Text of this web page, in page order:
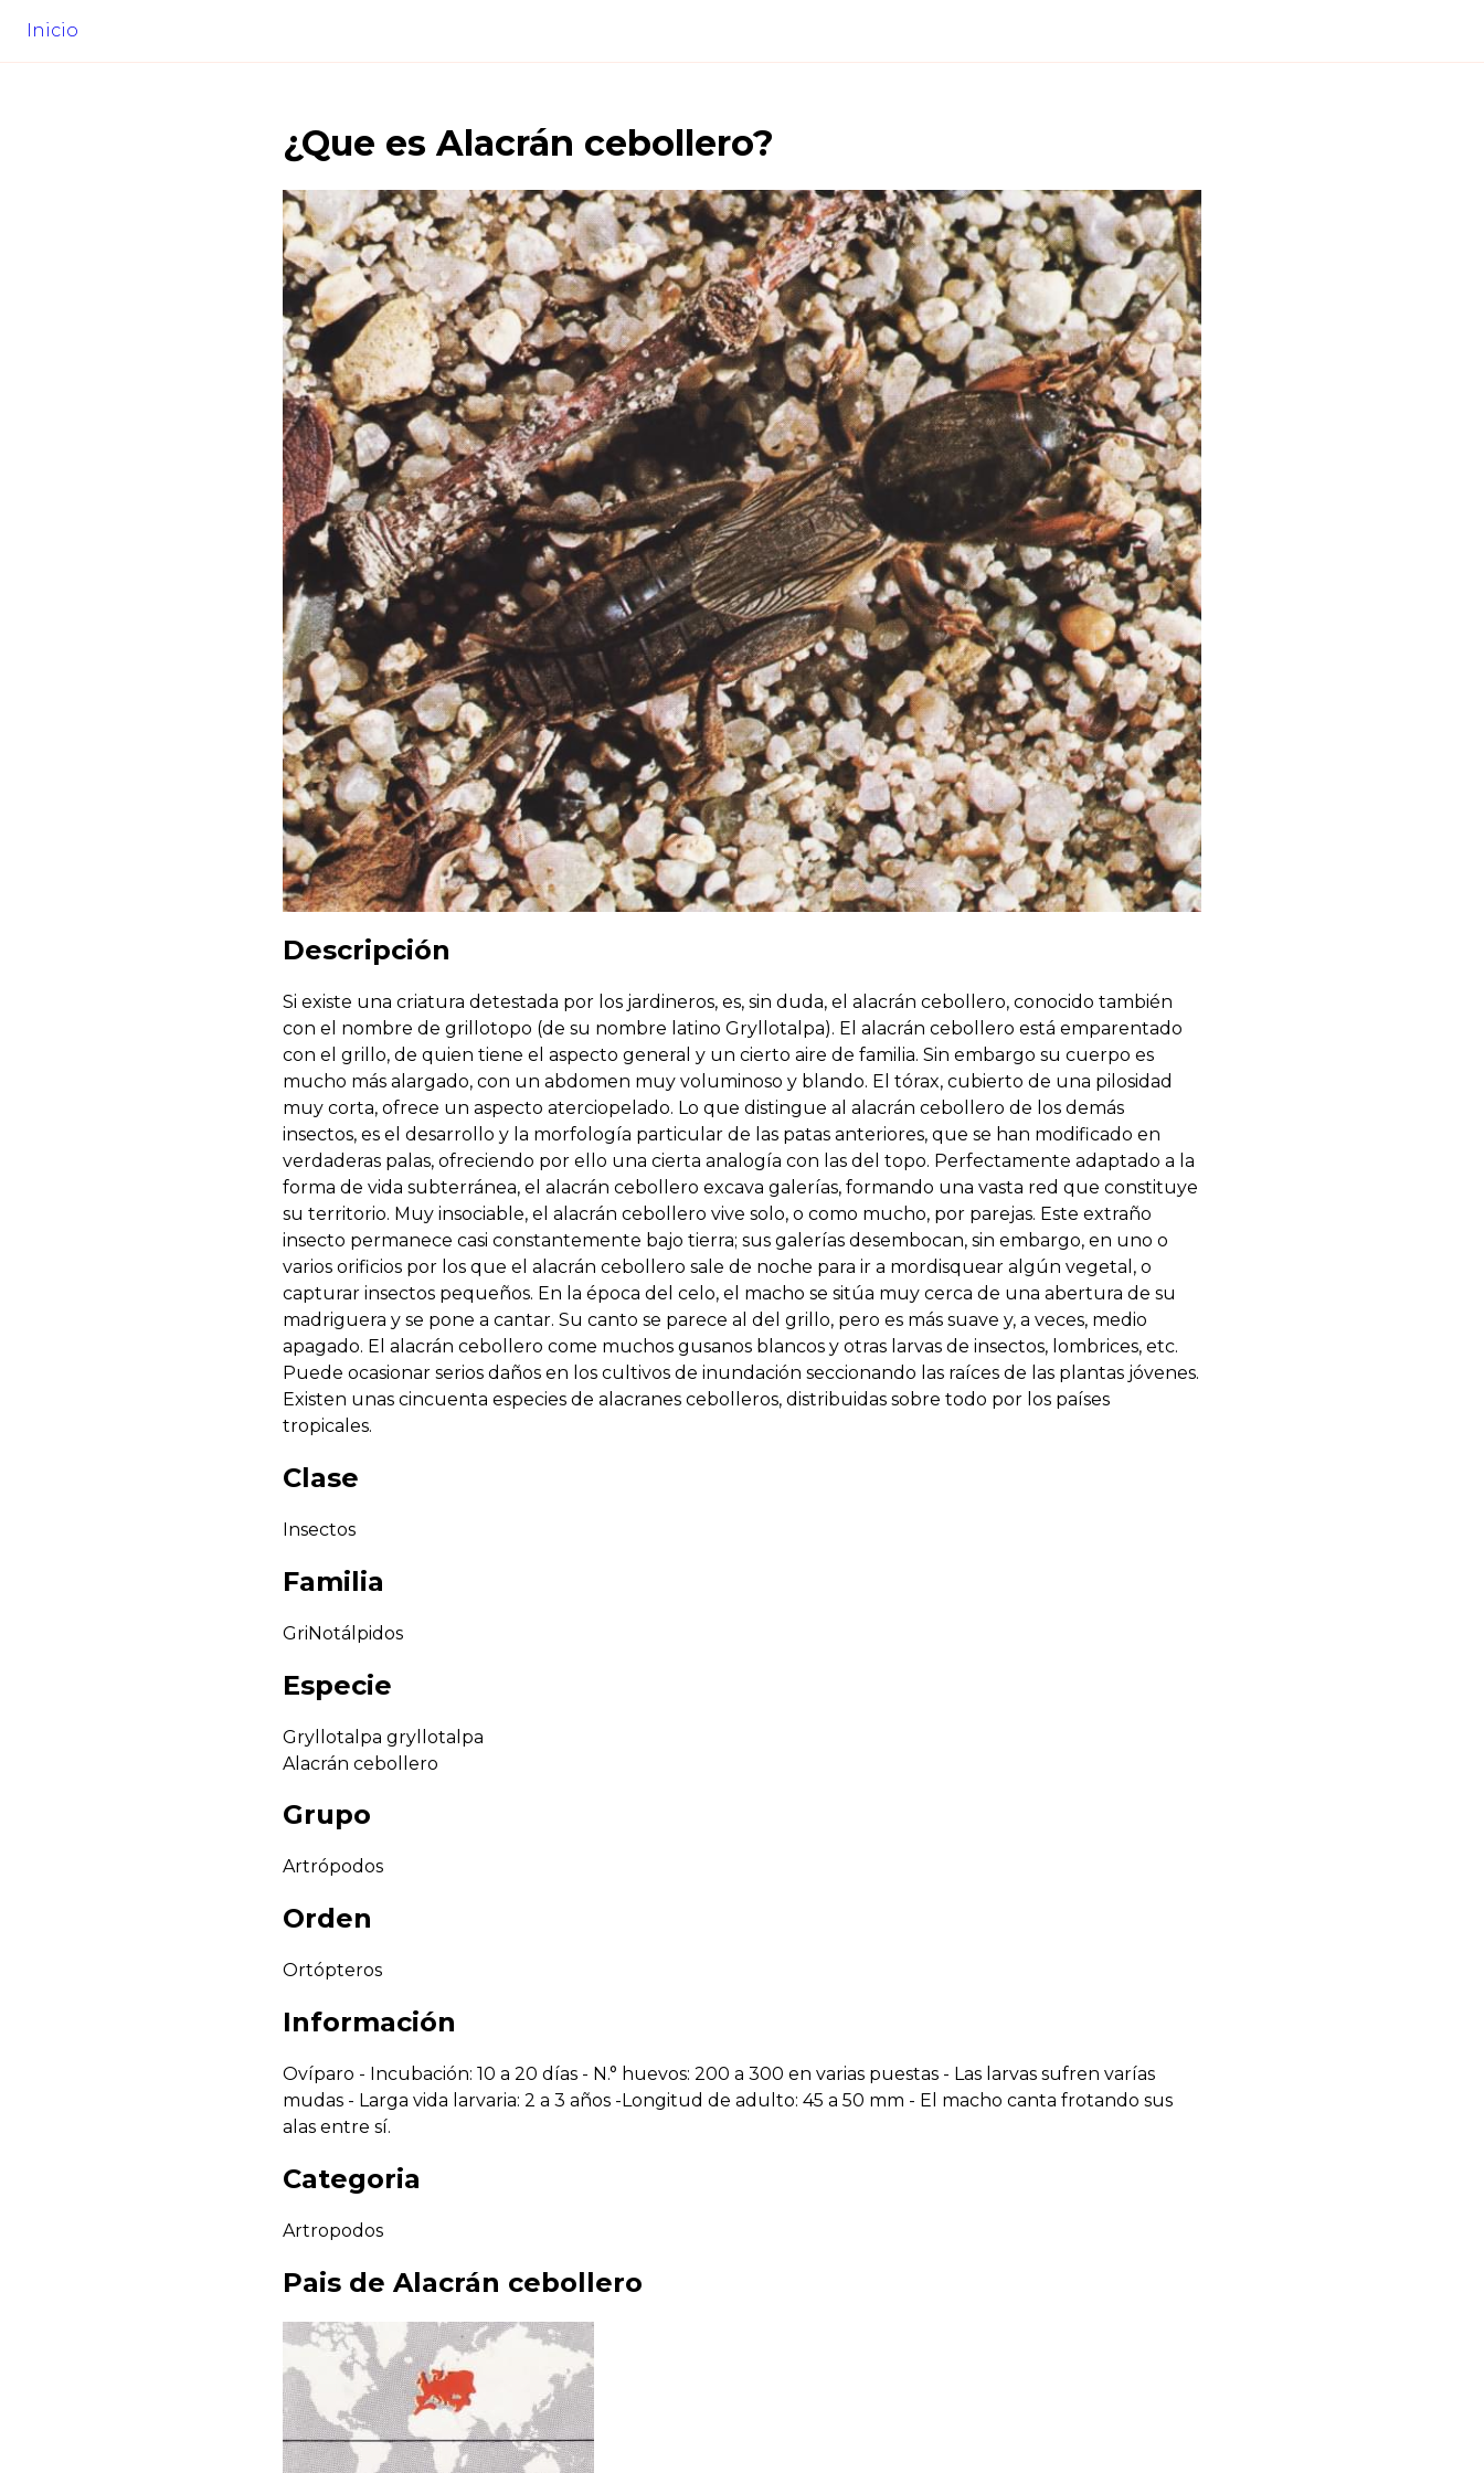
Inicio
¿Que es Alacrán cebollero?
Descripción
Si existe una criatura detestada por los jardineros, es, sin duda, el alacrán cebollero, conocido también
con el nombre de grillotopo (de su nombre latino Gryllotalpa). El alacrán cebollero está emparentado
con el grillo, de quien tiene el aspecto general y un cierto aire de familia. Sin embargo su cuerpo es
mucho más alargado, con un abdomen muy voluminoso y blando. El tórax, cubierto de una pilosidad
muy corta, ofrece un aspecto aterciopelado. Lo que distingue al alacrán cebollero de los demás
insectos, es el desarrollo y la morfología particular de las patas anteriores, que se han modificado en
verdaderas palas, ofreciendo por ello una cierta analogía con las del topo. Perfectamente adaptado a la
forma de vida subterránea, el alacrán cebollero excava galerías, formando una vasta red que constituye
su territorio. Muy insociable, el alacrán cebollero vive solo, o como mucho, por parejas. Este extraño
insecto permanece casi constantemente bajo tierra; sus galerías desembocan, sin embargo, en uno o
varios orificios por los que el alacrán cebollero sale de noche para ir a mordisquear algún vegetal, o
capturar insectos pequeños. En la época del celo, el macho se sitúa muy cerca de una abertura de su
madriguera y se pone a cantar. Su canto se parece al del grillo, pero es más suave y, a veces, medio
apagado. El alacrán cebollero come muchos gusanos blancos y otras larvas de insectos, lombrices, etc.
Puede ocasionar serios daños en los cultivos de inundación seccionando las raíces de las plantas jóvenes.
Existen unas cincuenta especies de alacranes cebolleros, distribuidas sobre todo por los países
tropicales.
Clase
Insectos
Familia
GriNotálpidos
Especie
Gryllotalpa gryllotalpa
Alacrán cebollero
Grupo
Artrópodos
Orden
Ortópteros
Información
Ovíparo - Incubación: 10 a 20 días - N.° huevos: 200 a 300 en varias puestas - Las larvas sufren varías
mudas - Larga vida larvaria: 2 a 3 años -Longitud de adulto: 45 a 50 mm - El macho canta frotando sus
alas entre sí.
Categoria
Artropodos
Pais de Alacrán cebollero